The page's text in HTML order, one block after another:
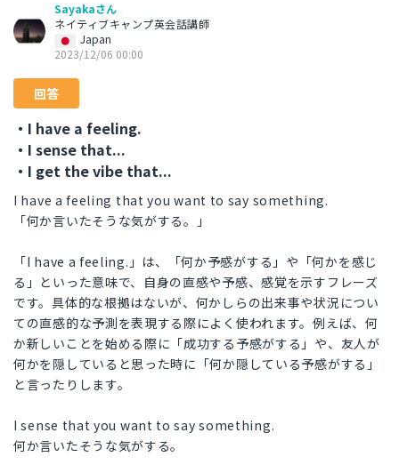
Sayakaさん
ネイティブキャンプ英会話講師
Japan
2023/12/06 00:00
回答
・I have a feeling.
・I sense that...
・I get the vibe that...
I have a feeling that you want to say something.
「何か言いたそうな気がする。」
「I have a feeling.」は、「何か予感がする」や「何かを感じ
る」といった意味で、自身の直感や予感、感覚を示すフレーズ
です。具体的な根拠はないが、何かしらの出来事や状況につい
ての直感的な予測を表現する際によく使われます。例えば、何
か新しいことを始める際に「成功する予感がする」や、友人が
何かを隠していると思った時に「何か隠している予感がする」
と言ったりします。
I sense that you want to say something.
何か言いたそうな気がする。